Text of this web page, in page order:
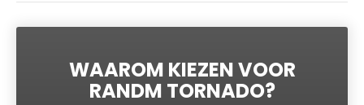
WAAROM KIEZEN VOOR
RANDM TORNADO?